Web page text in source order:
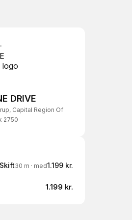
DRIVE
Capital Region Of
2750
30 m · med1.199 kr.
1.199 kr.